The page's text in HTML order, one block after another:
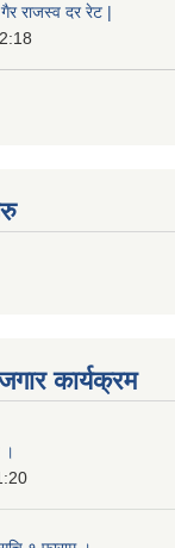
गैर राजस्व दर रेट |
कार्यक्रम
।